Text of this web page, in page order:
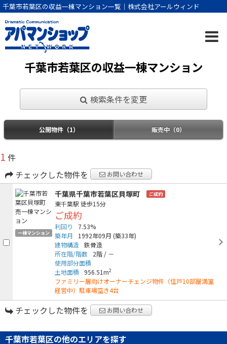
千葉市若葉区の収益一棟マンション一覧｜株式会社アールウィンド
千葉市若葉区の収益一棟マンション
検索条件を変更
公開物件（1） 販売中（0）
1 件
チェックした物件を
お問い合わせ
一棟マンション
千葉県千葉市若葉区貝塚町 ご成約
東千葉駅 徒歩15分
ご成約
利回り
7.53%
築年月
1992年09月 (築33年)
建物構造 鉄骨造
所在階/階数
2階 / －
使用部分面積
土地面積
956.51m2
ファミリー層向けオーナーチェンジ物件（住戸10部屋満室
経営中）駐車場空き4台
チェックした物件を お問い合わせ
千葉市若葉区の他のエリアを探す